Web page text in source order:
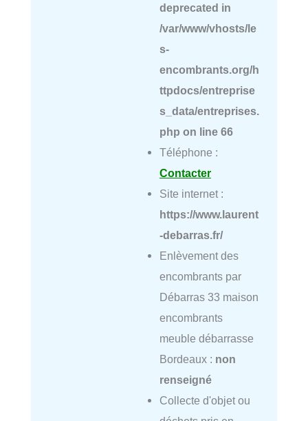
deprecated in
/var/www/vhosts/le
s-
encombrants.org/h
ttpdocs/entreprise
s_data/entreprises.
php on line 66
Téléphone :
Contacter
Site internet :
https://www.laurent
-debarras.fr/
Enlèvement des
encombrants par
Débarras 33 maison
encombrants
meuble débarrasse
Bordeaux : non
renseigné
Collecte d'objet ou